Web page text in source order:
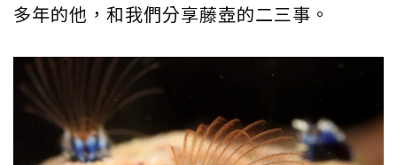
多年的他，和我們分享藤壺的二三事。